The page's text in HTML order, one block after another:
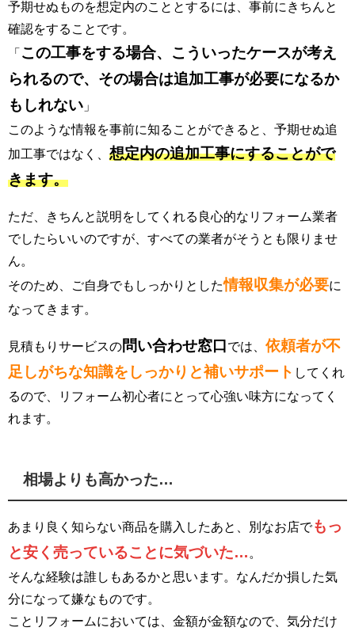
予期せぬものを想定内のこととするには、事前にきちんと
確認をすることです。
「 この工事をする場合、こういったケースが考え
られるので、その場合は追加工事が必要になるか
もしれない 」
このような情報を事前に知ることができると、予期せぬ追
加工事ではなく、 想定内の追加工事にすることがで
きます。
ただ、きちんと説明をしてくれる良心的なリフォーム業者
でしたらいいのですが、すべての業者がそうとも限りませ
ん。
そのため、ご自身でもしっかりとした情報収集が必要に
なってきます。
見積もりサービスの問い合わせ窓口 では、 依頼者が不
足しがちな知識をしっかりと補いサポート してくれ
るので、リフォーム初心者にとって心強い味方になってく
れます。
相場よりも高かった…
あまり良く知らない商品を購入したあと、別なお店でもっ
と安く売っていることに気づいた…
そんな経験は誰しもあるかと思います。なんだか損した気
分になって嫌なものです。
ことリフォームにおいては、金額が金額なので、気分だけ